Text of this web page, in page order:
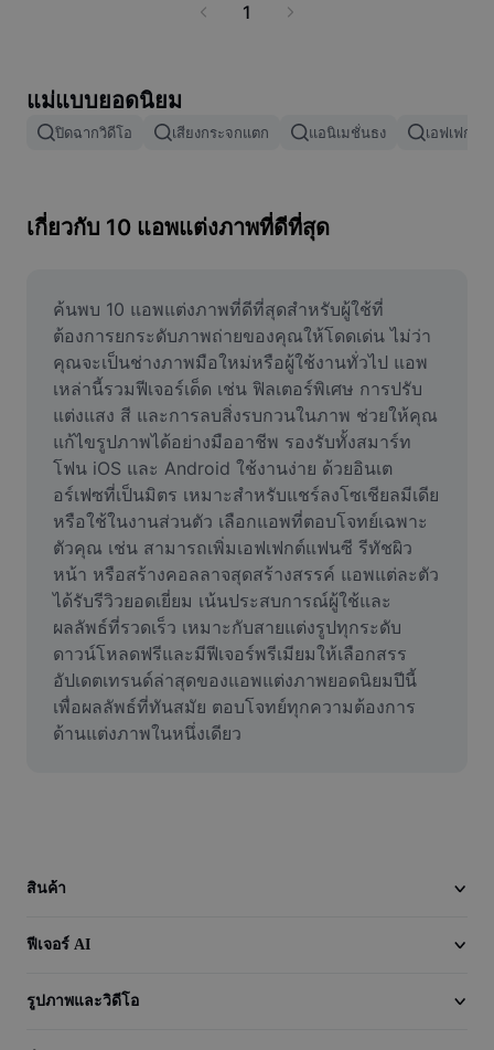
ผสานรูปภาพ
ปรับขนาดรูปภาพ
เครื่องมือสร้างมีม
AI Text Remover
AI People Remover
AI Inpainting
Face Cutout
วิดีโอ
ลบพื้นหลังวิดีโอ
ปรับปรุงคุณภาพ
เครื่องมือตัดต่อวิดีโอ
1
แม่แบบยอดนิยม
ปิดฉากวิดีโอ เสียงกระจกแตก แอนิเมชั่นธง เอฟเฟกต์
เกี่ยวกับ 10 แอพแต่งภาพที่ดีที่สุด
ค้นพบ 10 แอพแต่งภาพที่ดีที่สุดสำหรับผู้ใช้ที่
ต้องการยกระดับภาพถ่ายของคุณให้โดดเด่น ไม่ว่า
คุณจะเป็นช่างภาพมือใหม่หรือผู้ใช้งานทั่วไป แอพ
เหล่านี้รวมฟีเจอร์เด็ด เช่น ฟิลเตอร์พิเศษ การปรับ
แต่งแสง สี และการลบสิ่งรบกวนในภาพ ช่วยให้คุณ
แก้ไขรูปภาพได้อย่างมืออาชีพ รองรับทั้งสมาร์ท
โฟน iOS และ Android ใช้งานง่าย ด้วยอินเต
อร์เฟซที่เป็นมิตร เหมาะสำหรับแชร์ลงโซเชียลมีเดีย
หรือใช้ในงานส่วนตัว เลือกแอพที่ตอบโจทย์เฉพาะ
ตัวคุณ เช่น สามารถเพิ่มเอฟเฟกต์แฟนซี รีทัชผิว
หน้า หรือสร้างคอลลาจสุดสร้างสรรค์ แอพแต่ละตัว
ได้รับรีวิวยอดเยี่ยม เน้นประสบการณ์ผู้ใช้และ
ผลลัพธ์ที่รวดเร็ว เหมาะกับสายแต่งรูปทุกระดับ
ดาวน์โหลดฟรีและมีฟีเจอร์พรีเมียมให้เลือกสรร
อัปเดตเทรนด์ล่าสุดของแอพแต่งภาพยอดนิยมปีนี้
เพื่อผลลัพธ์ที่ทันสมัย ตอบโจทย์ทุกความต้องการ
ด้านแต่งภาพในหนึ่งเดียว
สินค้า
ฟีเจอร์ AI
รูปภาพและวิดีโอ